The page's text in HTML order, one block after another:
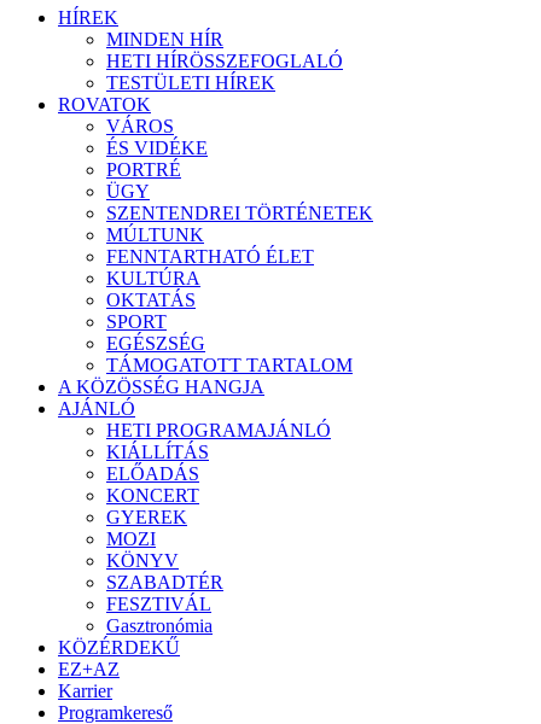
HÍREK
MINDEN HÍR
HETI HÍRÖSSZEFOGLALÓ
TESTÜLETI HÍREK
ROVATOK
VÁROS
ÉS VIDÉKE
PORTRÉ
ÜGY
SZENTENDREI TÖRTÉNETEK
MÚLTUNK
FENNTARTHATÓ ÉLET
KULTÚRA
OKTATÁS
SPORT
EGÉSZSÉG
TÁMOGATOTT TARTALOM
A KÖZÖSSÉG HANGJA
AJÁNLÓ
HETI PROGRAMAJÁNLÓ
KIÁLLÍTÁS
ELŐADÁS
KONCERT
GYEREK
MOZI
KÖNYV
SZABADTÉR
FESZTIVÁL
Gasztronómia
KÖZÉRDEKŰ
EZ+AZ
Karrier
Programkereső